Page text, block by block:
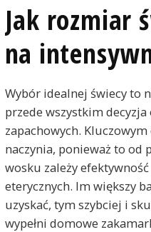
Jak rozmiar
na
Wybór idealnej świecy to
przede wszystkim
zapachowych.
naczynia, ponieważ to
wosku zależy
eterycznych. Im większy
uzyskać, tym szybciej i
wypełni domowe